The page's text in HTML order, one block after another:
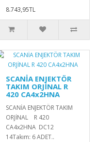
8.743,95TL
SCANİA ENJEKTÖR
TAKIM ORJİNAL R
420 CA4x2HNA
SCANİA ENJEKTÖR TAKIM
ORJİNAL R 420
CA4x2HNA DC12
14Takım: 6 ADET..